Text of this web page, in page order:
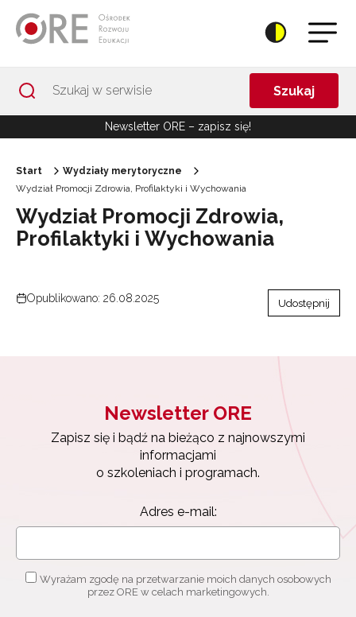
Szukaj
Newsletter ORE – zapisz się!
Start
Wydziały merytoryczne
Wydział Promocji Zdrowia, Profilaktyki i Wychowania
Wydział Promocji Zdrowia,
Profilaktyki i Wychowania
Opublikowano: 26.08.2025 Udostępnij
Newsletter ORE
Zapisz się i bądź na bieżąco z najnowszymi
informacjami
o szkoleniach i programach.
Adres e-mail:
Wyrażam zgodę na przetwarzanie moich danych osobowych
przez ORE w celach marketingowych.